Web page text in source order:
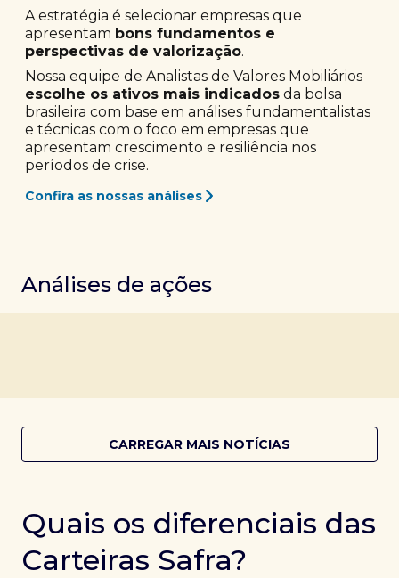
A estratégia é selecionar empresas que
apresentam bons fundamentos e
perspectivas de valorização.
Nossa equipe de Analistas de Valores Mobiliários
escolhe os ativos mais indicados da bolsa
brasileira com base em análises fundamentalistas
e técnicas com o foco em empresas que
apresentam crescimento e resiliência nos
períodos de crise.
Confira as nossas análises
Análises de ações
CARREGAR MAIS NOTÍCIAS
Quais os diferenciais das
Carteiras Safra?